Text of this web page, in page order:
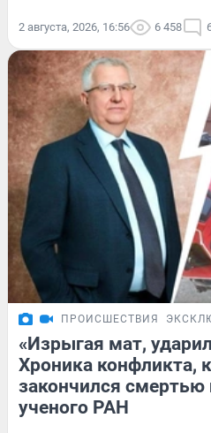
2 августа, 2026, 16:56 6 458
ПРОИСШЕСТВИЯ
«Изрыгая мат,
Хроника конфликта,
закончился смертью
ученого РАН